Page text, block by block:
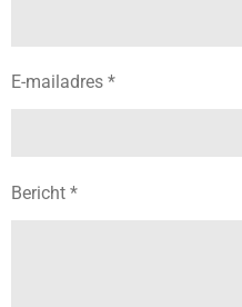
E-mailadres *
Bericht *